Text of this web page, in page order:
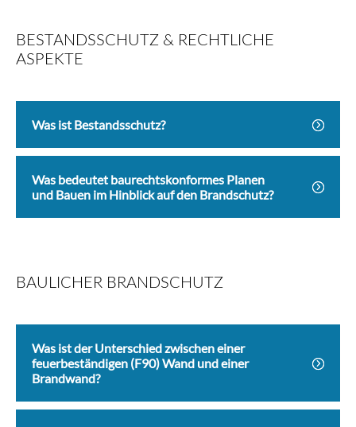
BESTANDSSCHUTZ & RECHTLICHE
ASPEKTE
Was ist Bestandsschutz?
Was bedeutet baurechtskonformes Planen
und Bauen im Hinblick auf den Brandschutz?
BAULICHER BRANDSCHUTZ
Was ist der Unterschied zwischen einer
feuerbeständigen (F90) Wand und einer
Brandwand?